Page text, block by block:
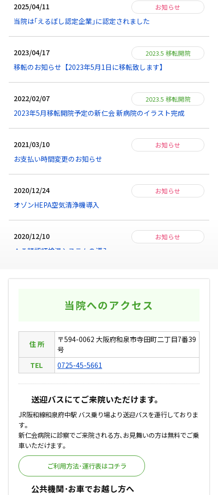
2025/04/11 お知らせ
当院は｢えるぼし認定企業｣に認定されました
2023/04/17 2023.5 移転開院
移転のお知らせ【2023年5月1日に移転致します】
2022/02/07 2023.5 移転開院
2023年5月移転開院予定の新仁会 新病院のイラスト完成
2021/03/10 お知らせ
お支払い時間変更のお知らせ
2020/12/24 お知らせ
オゾンHEPA空気清浄機導入
2020/12/10 お知らせ
ＡＩ顔認証検温システムの導入
2019/05/01
認知症対応型協同生活介護（グループホーム） いずみ池上の
里がオープンしました
当院へのアクセス
住 所
〒594-0062 大阪府和泉市寺田町二丁目7番39
号
TEL
0725-45-5661
送迎バスにてご来院いただけます。
JR阪和線和泉府中駅 バス乗り場より送迎バスを運行しておりま
す｡
新仁会病院に診察でご来院される方､お見舞いの方は無料でご乗
車いただけます｡
ご利用方法･運行表はコチラ
公共機関･お車でお越し方へ